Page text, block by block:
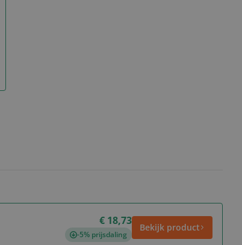
€ 18,73
-5% prijsdaling
Bekijk product